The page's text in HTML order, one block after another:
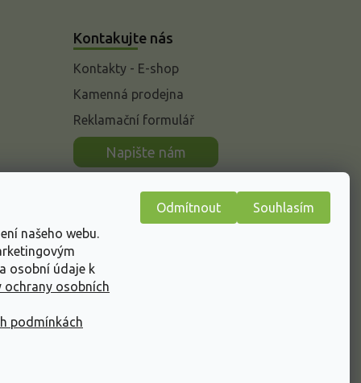
našeho webu.
osobní údaje k
ochrany osobních
podmínkách
Odmítnout Souhlasím
Kontakujte nás
Kontakty - E-shop
Kamenná prodejna
Reklamační formulář
Napište nám